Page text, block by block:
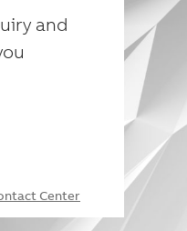
and
Center